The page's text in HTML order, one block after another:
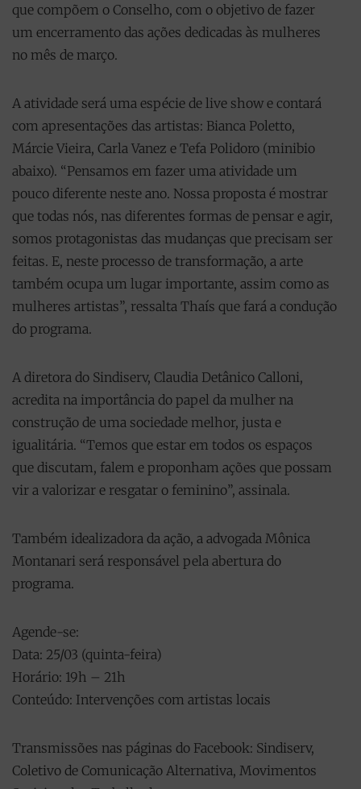
que compõem o Conselho, com o objetivo de fazer
um encerramento das ações dedicadas às mulheres
no mês de março.
A atividade será uma espécie de live show e contará
com apresentações das artistas: Bianca Poletto,
Márcie Vieira, Carla Vanez e Tefa Polidoro (minibio
abaixo). “Pensamos em fazer uma atividade um
pouco diferente neste ano. Nossa proposta é mostrar
que todas nós, nas diferentes formas de pensar e agir,
somos protagonistas das mudanças que precisam ser
feitas. E, neste processo de transformação, a arte
também ocupa um lugar importante, assim como as
mulheres artistas”, ressalta Thaís que fará a condução
do programa.
A diretora do Sindiserv, Claudia Detânico Calloni,
acredita na importância do papel da mulher na
construção de uma sociedade melhor, justa e
igualitária. “Temos que estar em todos os espaços
que discutam, falem e proponham ações que possam
vir a valorizar e resgatar o feminino”, assinala.
Também idealizadora da ação, a advogada Mônica
Montanari será responsável pela abertura do
programa.
Agende-se:
Data: 25/03 (quinta-feira)
Horário: 19h – 21h
Conteúdo: Intervenções com artistas locais
Transmissões nas páginas do Facebook: Sindiserv,
Coletivo de Comunicação Alternativa, Movimentos